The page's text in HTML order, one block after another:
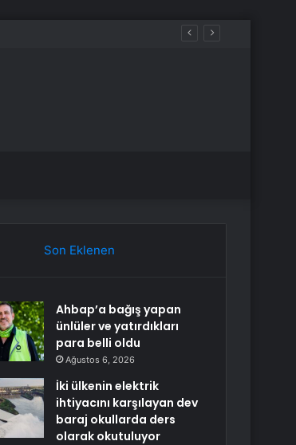
Son Eklenen
Ahbap’a bağış yapan
ünlüler ve yatırdıkları
para belli oldu
Ağustos 6, 2026
İki ülkenin elektrik
ihtiyacını karşılayan dev
baraj okullarda ders
olarak okutuluyor